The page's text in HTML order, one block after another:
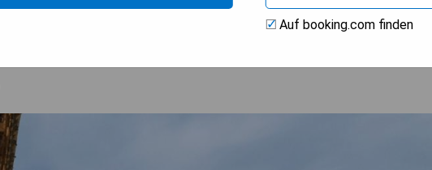
VERFÜGBARKEIT PRÜFEN
Auf booking.com finden